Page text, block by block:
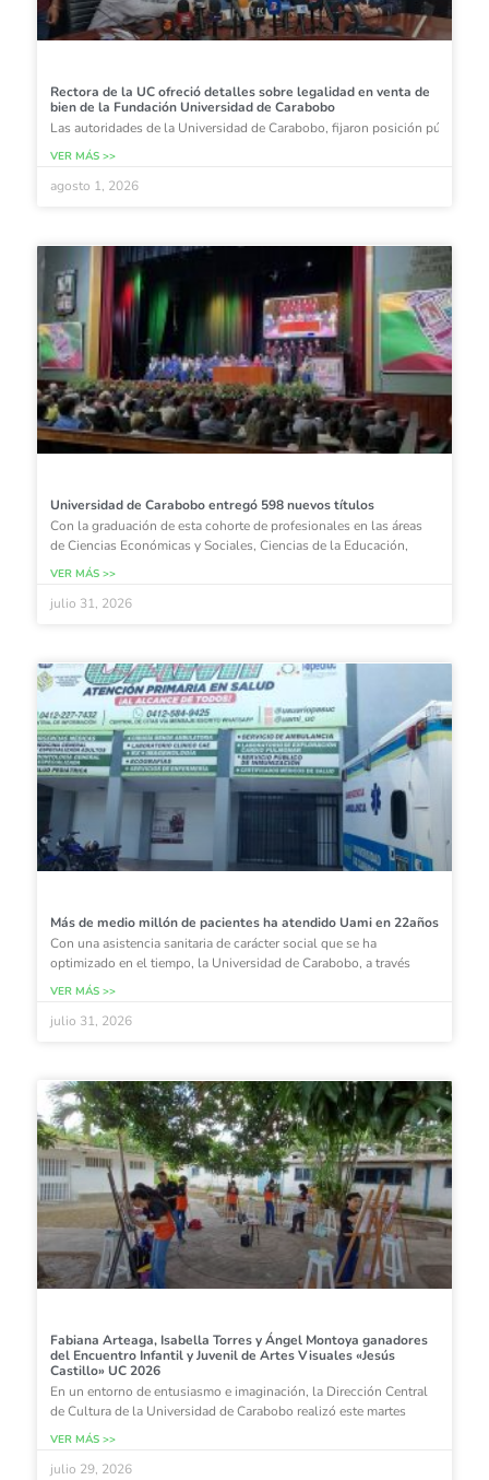
Rectora de la UC ofreció detalles sobre legalidad en venta de
bien de la Fundación Universidad de Carabobo
Las autoridades de la Universidad de Carabobo, fijaron posición pública
VER MÁS >>
agosto 1, 2026
Universidad de Carabobo entregó 598 nuevos títulos
Con la graduación de esta cohorte de profesionales en las áreas
de Ciencias Económicas y Sociales, Ciencias de la Educación,
VER MÁS >>
julio 31, 2026
Más de medio millón de pacientes ha atendido Uami en 22años
Con una asistencia sanitaria de carácter social que se ha
optimizado en el tiempo, la Universidad de Carabobo, a través
VER MÁS >>
julio 31, 2026
Fabiana Arteaga, Isabella Torres y Ángel Montoya ganadores
del Encuentro Infantil y Juvenil de Artes Visuales «Jesús
Castillo» UC 2026
En un entorno de entusiasmo e imaginación, la Dirección Central
de Cultura de la Universidad de Carabobo realizó este martes
VER MÁS >>
julio 29, 2026